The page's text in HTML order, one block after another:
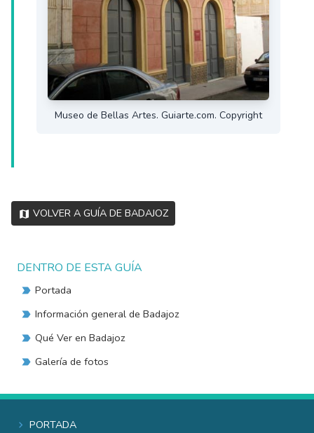
Museo de Bellas Artes. Guiarte.com. Copyright
Volver a Guía de Badajoz
DENTRO DE ESTA GUÍA
Portada
Información general de Badajoz
Qué Ver en Badajoz
Galería de fotos
Portada